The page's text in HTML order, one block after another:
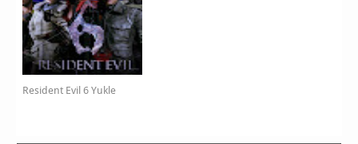
Resident Evil 6 Yukle